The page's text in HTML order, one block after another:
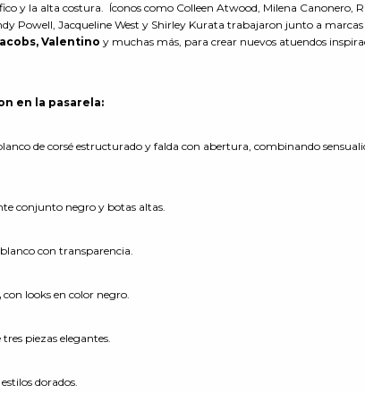
y la alta costura. Íconos como Colleen Atwood, Milena Canonero,
Powell, Jacqueline West y Shirley Kurata trabajaron junto a marcas
Valentino y muchas más, para crear nuevos atuendos
en la pasarela:
de corsé estructurado y falda con abertura, combinando
conjunto negro y botas altas.
con transparencia.
con looks en color negro.
piezas elegantes.
dorados.